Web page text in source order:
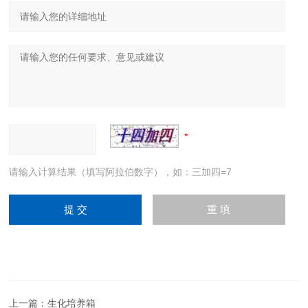
请输入计算结果（填写阿拉伯数字），如：三加四=7
上一篇：生化培养箱